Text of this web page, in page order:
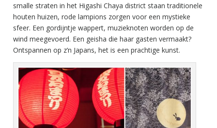
smalle straten in het Higashi Chaya district staan traditionele
houten huizen, rode lampions zorgen voor een mystieke
sfeer. Een gordijntje wappert, muzieknoten worden op de
wind meegevoerd. Een geisha die haar gasten vermaakt?
Ontspannen op z’n Japans, het is een prachtige kunst.